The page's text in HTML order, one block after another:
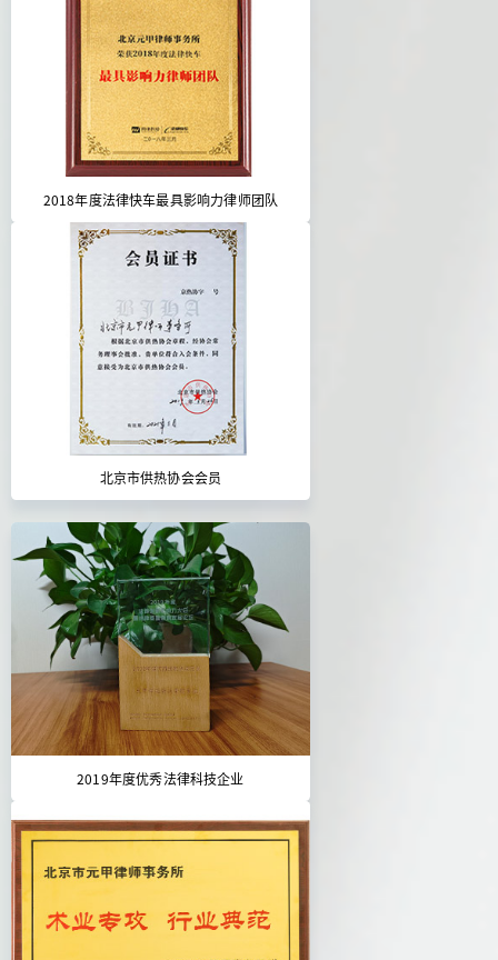
2018年度法律快车最具影响力律师团队
北京市供热协会会员
2019年度优秀法律科技企业